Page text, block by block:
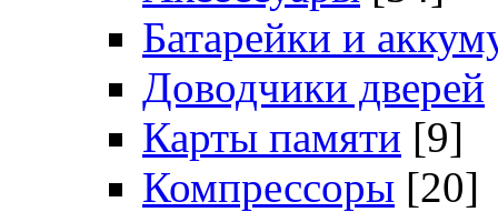
Батарейки и
Доводчики дверей
Карты памяти [9]
Компрессоры [20]